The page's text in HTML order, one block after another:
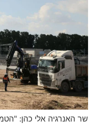
שר האנרגיה אלי כהן: